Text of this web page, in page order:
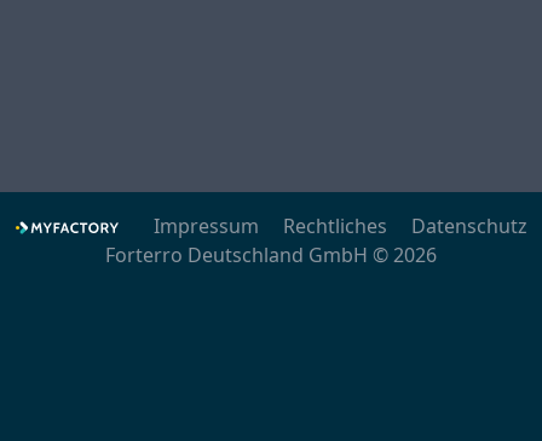
Impressum Rechtliches
Datenschutz
Forterro Deutschland GmbH © 2026